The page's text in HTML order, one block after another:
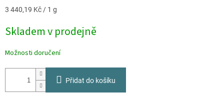
Měrná
3 440,19 Kč / 1 g
Skladem v prodejně
Možnosti doručení
Přidat do košíku